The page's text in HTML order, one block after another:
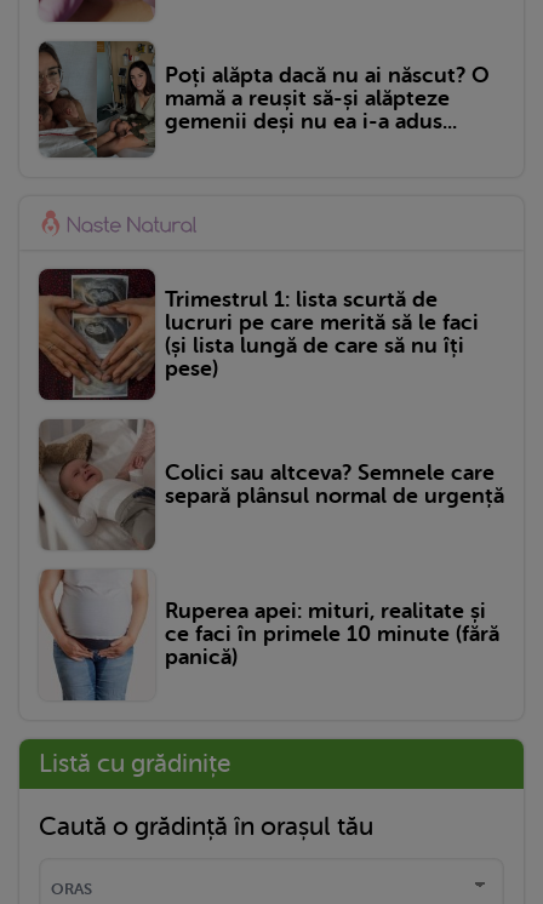
Poți alăpta dacă nu ai născut? O
mamă a reușit să-și alăpteze
gemenii deși nu ea i-a adus...
Trimestrul 1: lista scurtă de
lucruri pe care merită să le faci
(și lista lungă de care să nu îți
pese)
Colici sau altceva? Semnele care
separă plânsul normal de urgență
Ruperea apei: mituri, realitate și
ce faci în primele 10 minute (fără
panică)
Listă cu grădinițe
Caută o grădință în orașul tău